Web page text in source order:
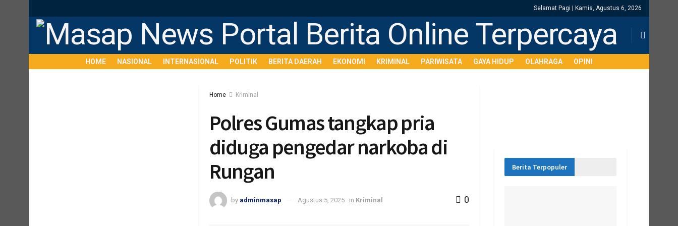
Selamat Pagi | Kamis, Agustus 6, 2026
HOME NASIONAL INTERNASIONAL POLITIK BERITA DAERAH EKONOMI KRIMINAL PARIWISATA GAYA HIDUP OLAHRAGA OPINI
Home Kriminal
Polres Gumas tangkap pria
diduga pengedar narkoba di
Rungan
by adminmasap Agustus 5, 2025 in Kriminal 0
Berita Terpopuler